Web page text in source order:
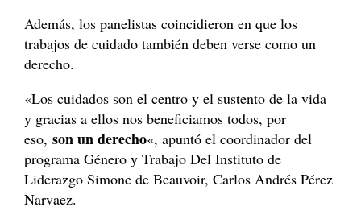
Además, los panelistas coincidieron en que los
trabajos de cuidado también deben verse como un
derecho.
«Los cuidados son el centro y el sustento de la vida
y gracias a ellos nos beneficiamos todos, por
eso,son un derecho«, apuntó el coordinador del
programa Género y Trabajo Del Instituto de
Liderazgo Simone de Beauvoir, Carlos Andrés Pérez
Narvaez.